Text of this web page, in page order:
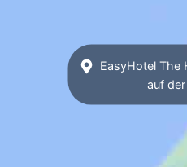
EasyHotel The
auf